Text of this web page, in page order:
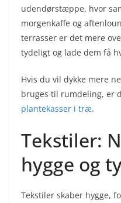
udendørstæppe, hvor
morgenkaffe og
terrasser er det mere
tydeligt og lade dem få
Hvis du vil dykke mere
bruges til rumdeling, er
plantekasser i træ.
Tekstiler:
hygge og
Tekstiler skaber hygge,